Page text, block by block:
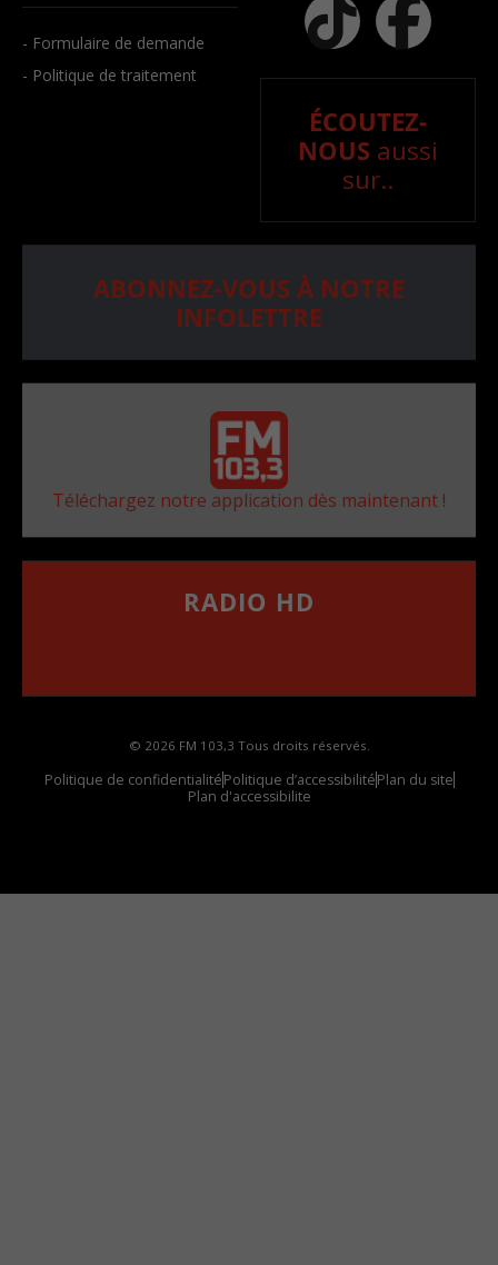
- Formulaire de demande
- Politique de traitement
ÉCOUTEZ-
NOUS aussi
sur..
ABONNEZ-VOUS À NOTRE
INFOLETTRE
Téléchargez notre application dès maintenant !
RADIO HD
© 2026 FM 103,3 Tous droits réservés.
Politique de confidentialitéPolitique d’accessibilitéPlan du site
Plan d'accessibilite